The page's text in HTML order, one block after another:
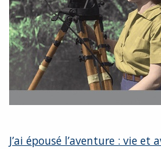
J’ai épousé l’aventure : vie